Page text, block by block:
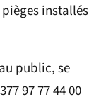
installés
public, se
97 77 44 00